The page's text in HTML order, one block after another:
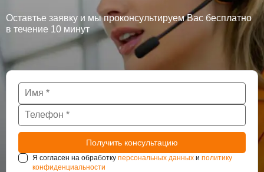
Оставтье заявку и мы проконсультируем Вас бесплатно
в течение 10 минут
Я согласен на обработку персональных данных и политику
конфиденциальности